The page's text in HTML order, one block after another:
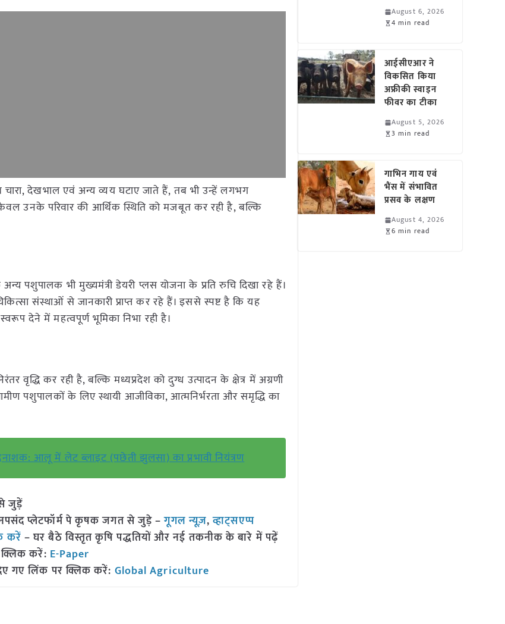
देखभाल एवं अन्य व्यय घटाए जाते हैं, तब भी उन्हें लगभग
उनके परिवार की आर्थिक स्थिति को मजबूत कर रही है, बल्कि
पशुपालक भी मुख्यमंत्री डेयरी प्लस योजना के प्रति रुचि दिखा रहे हैं।
संस्थाओं से जानकारी प्राप्त कर रहे हैं। इससे स्पष्ट है कि यह
देने में महत्वपूर्ण भूमिका निभा रही है।
वृद्धि कर रही है, बल्कि मध्यप्रदेश को दुग्ध उत्पादन के क्षेत्र में अग्रणी
पशुपालकों के लिए स्थायी आजीविका, आत्मनिर्भरता और समृद्धि का
आलू में लेट ब्लाइट (पछेती झुलसा) का प्रभावी नियंत्रण
जुड़ें
प्लेटफॉर्म पे कृषक जगत से जुड़े –गूगल न्यूज़,व्हाट्सएप्प
करें – घर बैठे विस्तृत कृषि पद्धतियों और नई तकनीक के बारे में पढ़ें
करें: E-Paper
गए लिंक पर क्लिक करें: Global Agriculture
August 6, 2026
4 min read
आईसीएआर ने
विकसित किया
अफ्रीकी स्वाइन
फीवर का टीका
August 5, 2026
3 min read
गाभिन गाय एवं
भैंस में संभावित
प्रसव के लक्षण
August 4, 2026
6 min read